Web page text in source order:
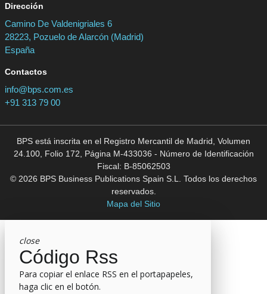
Dirección
Camino De Valdenigriales 6
28223, Pozuelo de Alarcón (Madrid)
España
Contactos
info@bps.com.es
+91 313 79 00
BPS está inscrita en el Registro Mercantil de Madrid, Volumen
24.100, Folio 172, Página M-433036 - Número de Identificación
Fiscal: B-85062503
© 2026 BPS Business Publications Spain S.L. Todos los derechos
reservados.
Mapa del Sitio
close
Código Rss
Para copiar el enlace RSS en el portapapeles,
haga clic en el botón.